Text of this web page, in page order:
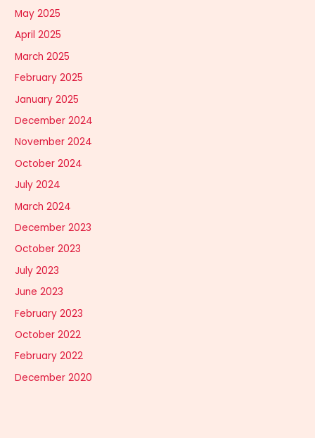
May 2025
April 2025
March 2025
February 2025
January 2025
December 2024
November 2024
October 2024
July 2024
March 2024
December 2023
October 2023
July 2023
June 2023
February 2023
October 2022
February 2022
December 2020